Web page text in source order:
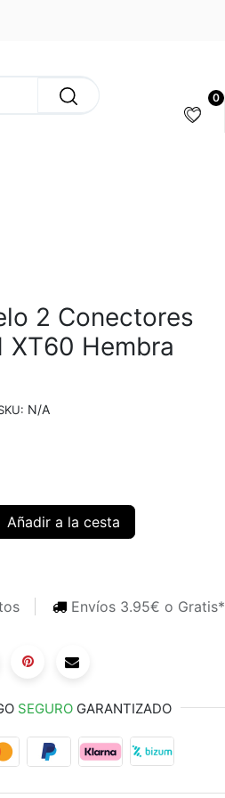
0
2 Conectores
XT60 Hembra
N/A
Añadir a la cesta
Envíos 3.95€ o Gratis*
SEGUROGARANTIZADO